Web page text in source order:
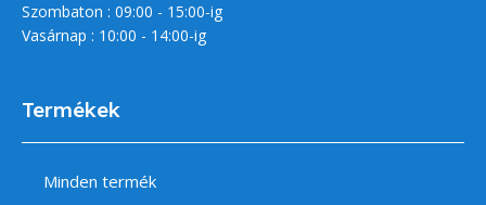
Szombaton : 09:00 - 15:00-ig
Vasárnap : 10:00 - 14:00-ig
Termékek
Minden termék